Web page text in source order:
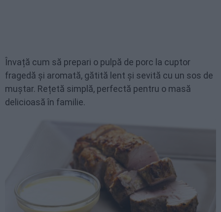
Învață cum să prepari o pulpă de porc la cuptor
fragedă și aromată, gătită lent și sevită cu un sos de
muștar. Rețetă simplă, perfectă pentru o masă
delicioasă în familie.